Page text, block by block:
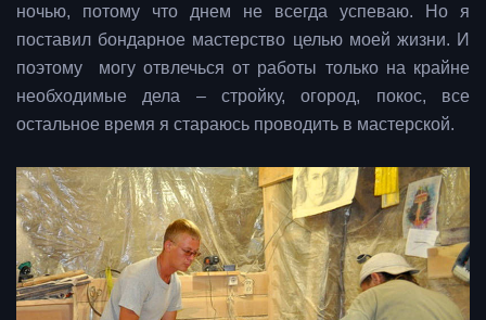
ночью, потому что днем не всегда успеваю. Но я
поставил бондарное мастерство целью моей жизни. И
поэтому могу отвлечься от работы только на крайне
необходимые дела – стройку, огород, покос, все
остальное время я стараюсь проводить в мастерской.